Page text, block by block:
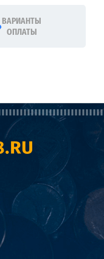
ВАРИАНТЫ
ОПЛАТЫ